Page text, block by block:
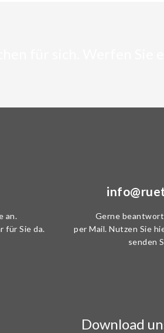
an.
für Sie da.
Gerne
per Mail. Nutzen Sie
senden
Download